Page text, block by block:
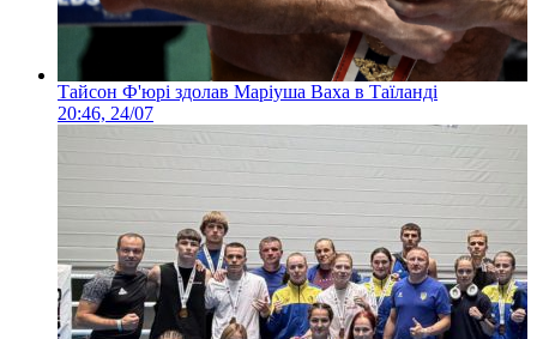
Тайсон Ф'юрі здолав Маріуша Ваха в Таїланді
20:46, 24/07